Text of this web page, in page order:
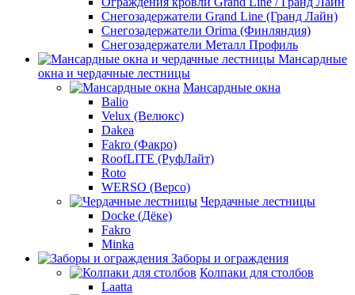
Снегозадержатели Grand Line (Гранд Лайн)
Снегозадержатели Orima (Финляндия)
Снегозадержатели Металл Профиль
Мансардные
окна и чердачные лестницы
Мансардные окна
Balio
Velux (Велюкс)
Dakea
Fakro (Факро)
RoofLITE (РуфЛайт)
Roto
WERSO (Версо)
Чердачные лестницы
Docke (Дёке)
Fakro
Minka
Заборы и ограждения
Колпаки для столбов
Laatta